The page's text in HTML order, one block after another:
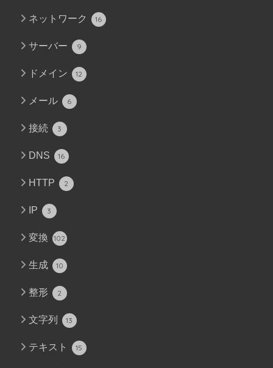
ネットワーク 16
サーバー 9
ドメイン 12
メール 6
接続 3
DNS 16
HTTP 2
IP 3
変換 102
生成 10
整形 2
文字列 13
テキスト 15